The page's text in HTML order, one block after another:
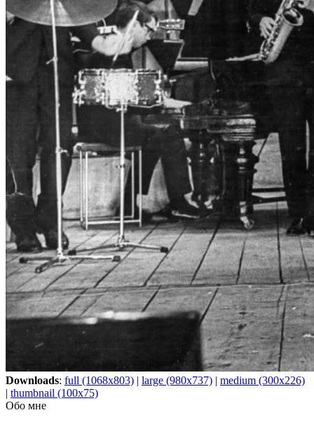
Downloads: full (1068x803) | large (980x737) | medium (300x226)
| thumbnail (100x75)
Обо мне